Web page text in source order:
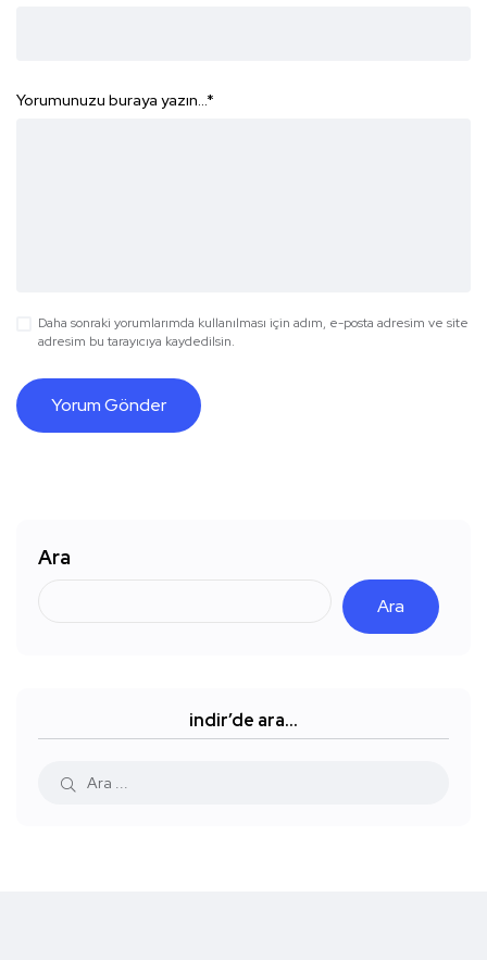
Yorumunuzu buraya yazın...*
Daha sonraki yorumlarımda kullanılması için adım, e-posta adresim ve site
adresim bu tarayıcıya kaydedilsin.
Ara
Ara
indir’de ara…